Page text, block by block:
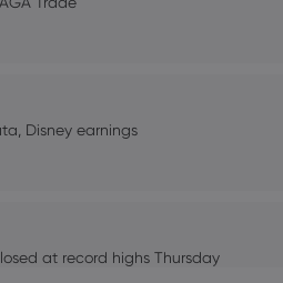
Disney earnings
at record highs Thursday